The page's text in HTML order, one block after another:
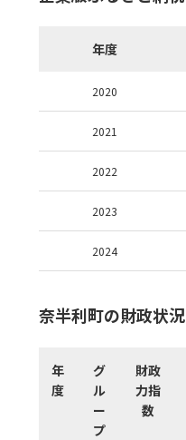
年度
2020
2021
2022
2023
2024
奈半利町の財政状況
年
度
グ
ル
ー
プ
財政
力指
数